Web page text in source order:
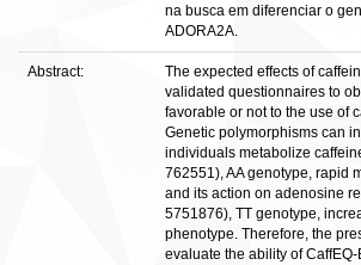
na busca em diferenciar o
ADORA2A.
Abstract:
The expected effects of
validated questionnaires to
favorable or not to the use of
Genetic polymorphisms can
individuals metabolize
762551), AA genotype, rapid
and its action on adenosine
5751876), TT genotype,
phenotype. Therefore, the
evaluate the ability of